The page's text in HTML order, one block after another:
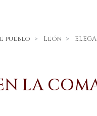
pueblo León
LA